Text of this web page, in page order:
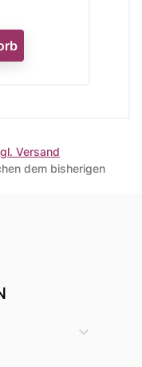
Versand
dem bisherigen
